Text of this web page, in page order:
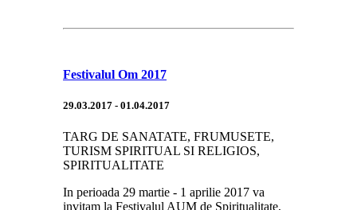
Festivalul Om 2017
29.03.2017 - 01.04.2017
TARG DE SANATATE, FRUMUSETE,
TURISM SPIRITUAL SI RELIGIOS,
SPIRITUALITATE
In perioada 29 martie - 1 aprilie 2017 va
invitam la Festivalul AUM de Spiritualitate,